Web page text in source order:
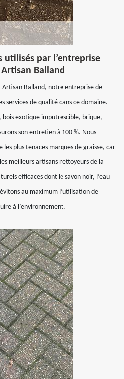
utilisés par l’entreprise
Balland
Artisan Balland, notre entreprise de
services de qualité dans ce domaine.
exotique imputrescible, brique,
son entretien à 100 %. Nous
les plus tenaces marques de graisse, car
meilleurs artisans nettoyeurs de la
efficaces dont le savon noir, l’eau
au maximum l’utilisation de
à l’environnement.